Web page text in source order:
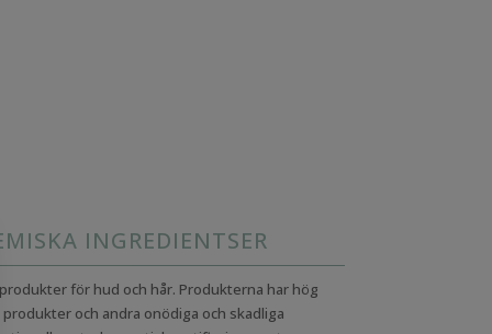
INGREDIENTSER
för hud och hår. Produkterna har hög
och andra onödiga och skadliga